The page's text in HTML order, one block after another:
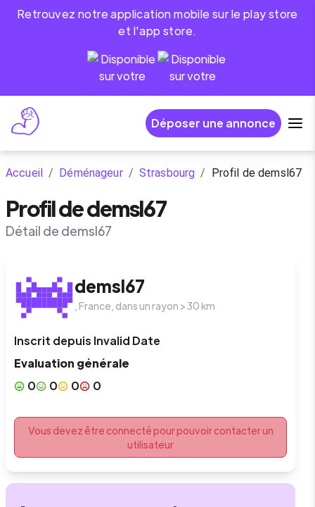
Retrouvez notre application mobile sur le play store
et l'app store.
Déposer une annonce
Accueil / Déménageur / Strasbourg / Profil de demsl67
Profil de demsl67
Détail de demsl67
demsl67
France , dans un rayon > 30 km
Inscrit depuis Invalid Date
Evaluation générale
0
0 0 0
Vous devez être connecté pour pouvoir contacter un
utilisateur